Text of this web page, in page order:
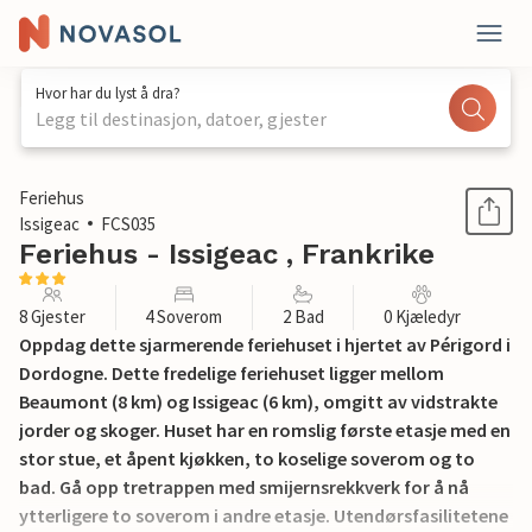
Hvor har du lyst å dra?
Legg til destinasjon, datoer, gjester
1 / 22
Feriehus
Issigeac
FCS035
Feriehus - Issigeac , Frankrike
8 Gjester 4 Soverom 2 Bad 0 Kjæledyr
Oppdag dette sjarmerende feriehuset i hjertet av Périgord i
Dordogne. Dette fredelige feriehuset ligger mellom
Beaumont (8 km) og Issigeac (6 km), omgitt av vidstrakte
jorder og skoger. Huset har en romslig første etasje med en
stor stue, et åpent kjøkken, to koselige soverom og to
bad. Gå opp tretrappen med smijernsrekkverk for å nå
ytterligere to soverom i andre etasje. Utendørsfasilitetene